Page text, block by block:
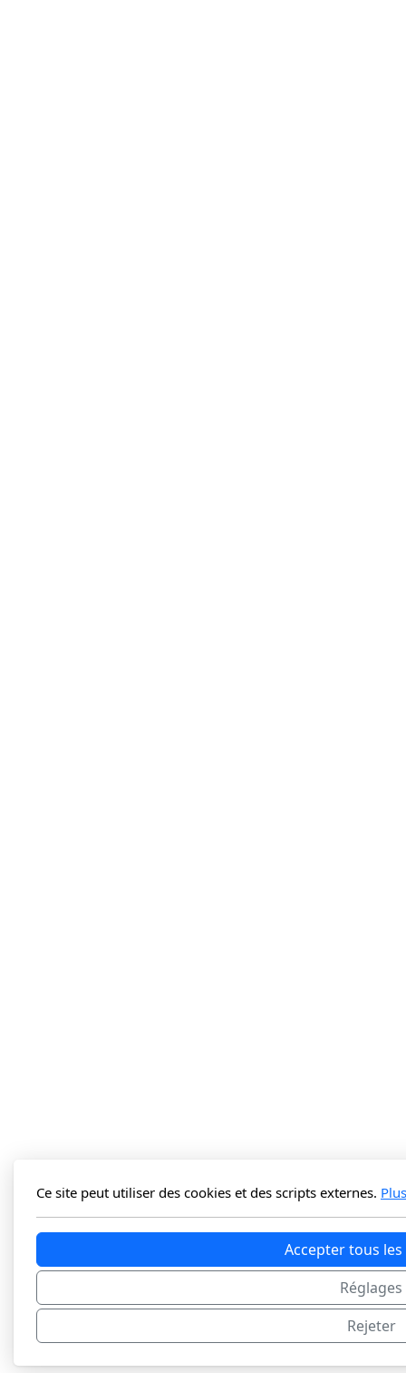
Ce site peut utiliser des cookies et des scripts externes.
Accepter tous
Réglages
Rejeter